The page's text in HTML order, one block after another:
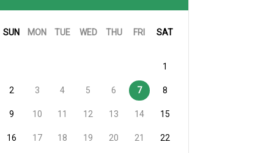
SUN MON TUE WED THU FRI SAT
1
2 3 4 5 6 7 8
9 10 11 12 13 14 15
16 17 18 19 20 21 22